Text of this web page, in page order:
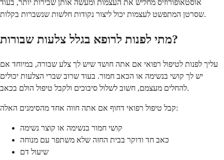
אוסטאופורוזיס מחליש את העצמות ומעשה אותן שבירות יותר, בעוד
שסרטן המתפשט לעצמות יכול ליצור נקודות חלשות שנשברות בקלות.
מתי לפנות לרופא בגלל צלעות שבורות?
עליך לפנות לטיפול רפואי אם אתה חושד שיש לך צלע שבורה, במיוחד אם
יש לך קושי בנשימה או הכאב חמור. בעוד שרוב שברי הצלעות יכולים
להחלים מעצמם, חשוב לשלול סיבוכים ולקבל טיפול הולם בכאב.
קבל טיפול רפואי דחוף אם אתה חווה אחד מהסימנים האלה:
קושי חמור בנשימה או קוצר נשימה
כאב חד ודוקר בבית החזה שלא משתפר עם מנוחה
שיעול דם